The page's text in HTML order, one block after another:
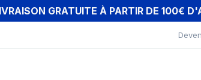
GRATUITE À PARTIR DE 100€